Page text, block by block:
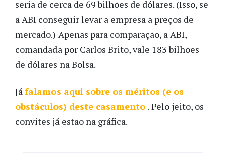
seria de cerca de 69 bilhões de dólares. (Isso, se
a ABI conseguir levar a empresa a preços de
mercado.) Apenas para comparação, a ABI,
comandada por Carlos Brito, vale 183 bilhões
de dólares na Bolsa.
Jáfalamos aqui sobre os méritos (e os
obstáculos) deste casamento . Pelo jeito, os
convites já estão na gráfica.